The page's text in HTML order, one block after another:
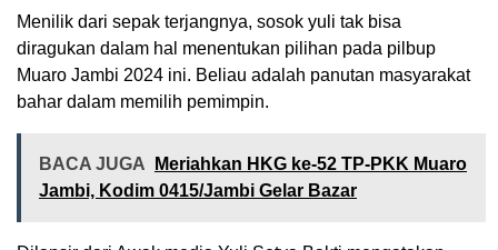
Menilik dari sepak terjangnya, sosok yuli tak bisa
diragukan dalam hal menentukan pilihan pada pilbup
Muaro Jambi 2024 ini. Beliau adalah panutan masyarakat
bahar dalam memilih pemimpin.
BACA JUGA
Meriahkan HKG ke-52 TP-PKK Muaro
Jambi, Kodim 0415/Jambi Gelar Bazar